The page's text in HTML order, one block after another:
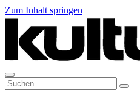
Zum Inhalt springen
Suche: